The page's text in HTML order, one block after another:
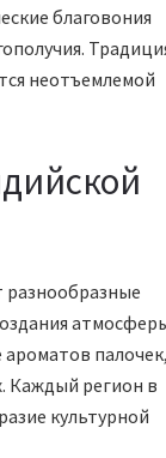
благовония
неотъемлемой
разнообразные
палочек,
Каждый регион в
культурной